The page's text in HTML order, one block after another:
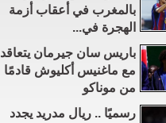
بالمغرب في أعقاب أزمة
الهجرة في...
باريس سان جيرمان يتعاقد
مع ماغنيس أكليوش قادمًا
من موناكو
رسميًا .. ريال مدريد يجدد